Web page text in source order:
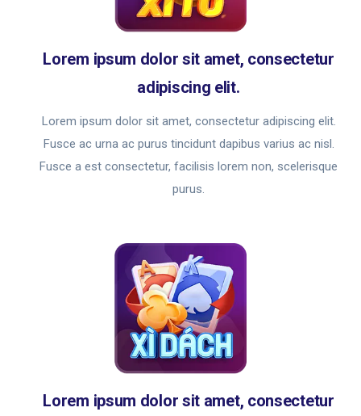
Lorem ipsum dolor sit amet, consectetur
adipiscing elit.
Lorem ipsum dolor sit amet, consectetur adipiscing elit.
Fusce ac urna ac purus tincidunt dapibus varius ac nisl.
Fusce a est consectetur, facilisis lorem non, scelerisque
purus.
Lorem ipsum dolor sit amet, consectetur